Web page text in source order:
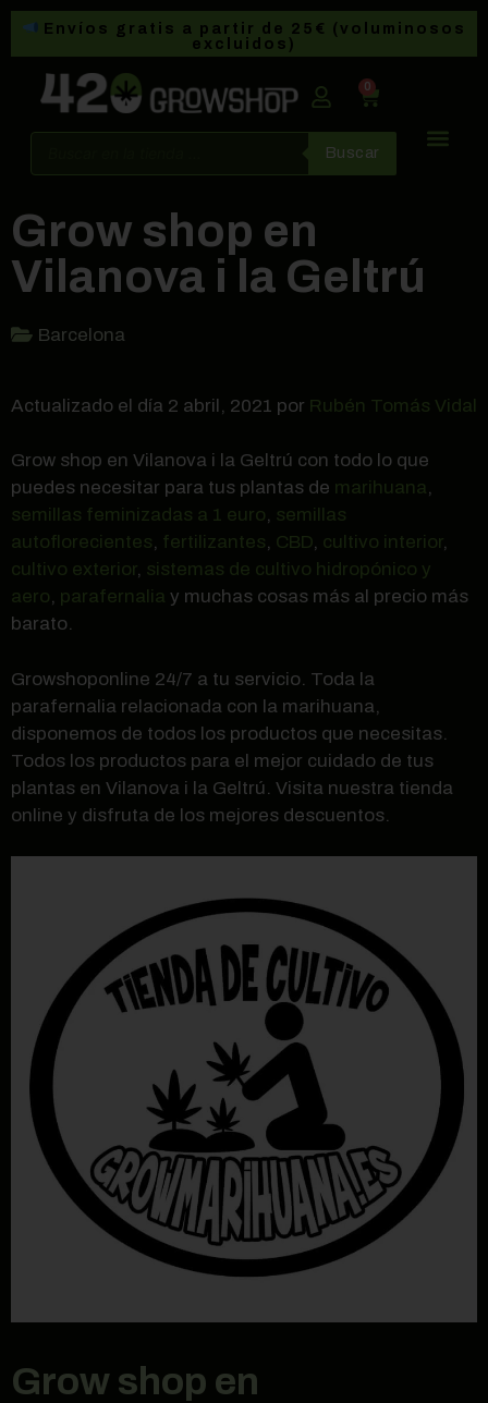
Envíos gratis a partir de 25€ (voluminosos
excluidos)
0
Buscar
Grow shop en
Vilanova i la Geltrú
Barcelona
Actualizado el día 2 abril, 2021 por Rubén Tomás Vidal
Grow shop en Vilanova i la Geltrú con todo lo que
puedes necesitar para tus plantas de marihuana,
semillas feminizadas a 1 euro, semillas
autoflorecientes, fertilizantes, CBD, cultivo interior,
cultivo exterior, sistemas de cultivo hidropónico y
aero, parafernalia y muchas cosas más al precio más
barato.
Growshoponline 24/7 a tu servicio. Toda la
parafernalia relacionada con la marihuana,
disponemos de todos los productos que necesitas.
Todos los productos para el mejor cuidado de tus
plantas en Vilanova i la Geltrú. Visita nuestra tienda
online y disfruta de los mejores descuentos.
Grow shop en